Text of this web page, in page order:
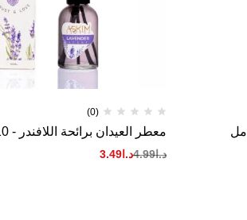
(0)
معطر العيدان برائحة اللافندر - 110 مل
د.ا4.99د.ا 3.49